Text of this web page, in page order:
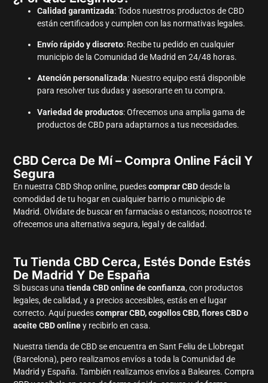
Calidad garantizada: Todos nuestros productos de CBD
están certificados y cumplen con las normativas legales.
Envío rápido y discreto: Recibe tu pedido en cualquier
municipio de la Comunidad de Madrid en 24/48 horas.
Atención personalizada: Nuestro equipo está disponible
para resolver tus dudas y asesorarte en tu compra.
Variedad de productos: Ofrecemos una amplia gama de
productos de CBD para adaptarnos a tus necesidades.
CBD Cerca De Mí – Compra Online Fácil Y
Segura
En nuestra CBD Shop online, puedescomprar CBDdesde la
comodidad de tu hogar en cualquier barrio o municipio de
Madrid. Olvídate de buscar en farmacias o estancos; nosotros te
ofrecemos una alternativa segura, legal y de calidad.
Tu Tienda CBD Cerca, Estés Donde Estés
De Madrid Y De España
Si buscas unatienda CBD online de confianza, con productos
legales, de calidad, y a precios accesibles, estás en el lugar
correcto. Aquí puedescomprar CBD, cogollos CBD, flores CBD o
aceite CBD onliney recibirlo en casa.
Nuestra tienda de CBD se encuentra en Sant Feliu de Llobregat
(Barcelona), pero realizamos envíos a toda la Comunidad de
Madrid y España. También realizamos envíos a Baleares. Compra